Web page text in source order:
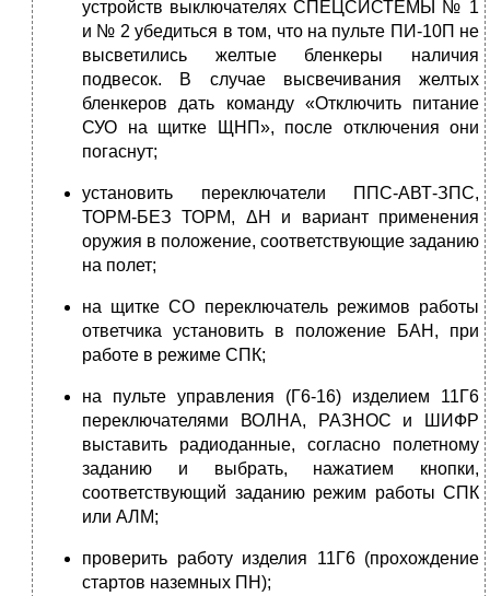
устройств выключателях СПЕЦСИСТЕМЫ № 1
и № 2 убедиться в том, что на пульте ПИ-10П не
высветились желтые бленкеры наличия
подвесок. В случае высвечивания желтых
бленкеров дать команду «Отключить питание
СУО на щитке ЩНП», после отключения они
погаснут;
установить переключатели ППС-АВТ-ЗПС,
ТОРМ-БЕЗ ТОРМ, ΔH и вариант применения
оружия в положение, соответствующие заданию
на полет;
на щитке СО переключатель режимов работы
ответчика установить в положение БАН, при
работе в режиме СПК;
на пульте управления (Г6-16) изделием 11Г6
переключателями ВОЛНА, РАЗНОС и ШИФР
выставить радиоданные, согласно полетному
заданию и выбрать, нажатием кнопки,
соответствующий заданию режим работы СПК
или АЛМ;
проверить работу изделия 11Г6 (прохождение
стартов наземных ПН);